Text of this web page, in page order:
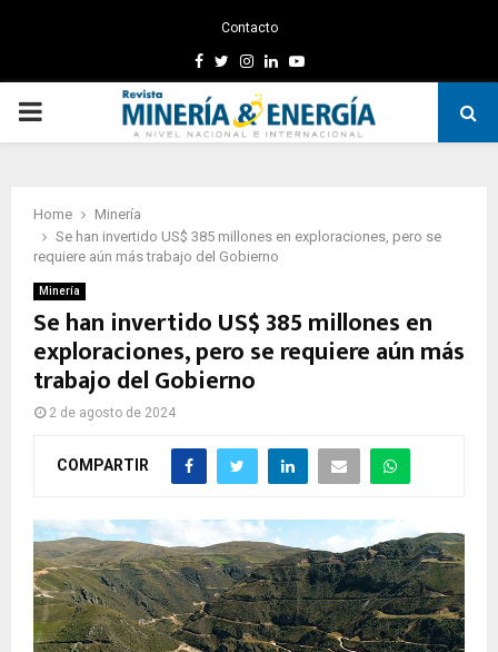
Contacto
Facebook
TwitterInstagram
LinkedinYoutube
PRIMARY
Home
Minería
Se han invertido US$ 385 millones en exploraciones, pero se
requiere aún más trabajo del Gobierno
Minería
Se han invertido US$ 385 millones en
exploraciones, pero se requiere aún más
trabajo del Gobierno
2 de agosto de 2024
COMPARTIR